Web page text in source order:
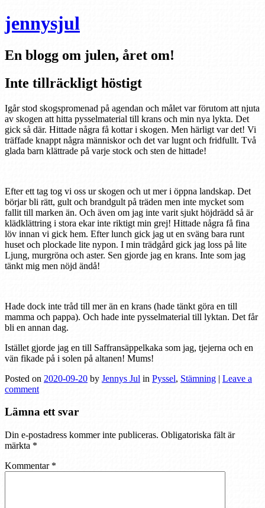
jennysjul
En blogg om julen, året om!
Inte tillräckligt höstigt
Igår stod skogspromenad på agendan och målet var förutom att njuta
av skogen att hitta pysselmaterial till krans och min nya lykta. Det
gick så där. Hittade några få kottar i skogen. Men härligt var det! Vi
träffade knappt några människor och det var lugnt och fridfullt. Två
glada barn klättrade på varje stock och sten de hittade!
Efter ett tag tog vi oss ur skogen och ut mer i öppna landskap. Det
börjar bli rätt, gult och brandgult på träden men inte mycket som
fallit till marken än. Och även om jag inte varit sjukt höjdrädd så är
klädklättring i stora ekar inte riktigt min grej! Hittade några få fina
löv innan vi gick hem. Efter lunch gick jag ut en sväng bara runt
huset och plockade lite nypon. I min trädgård gick jag loss på lite
Ljung, murgröna och aster. Sen gjorde jag en krans. Inte som jag
tänkt mig men nöjd ändå!
Hade dock inte tråd till mer än en krans (hade tänkt göra en till
mamma och pappa). Och hade inte pysselmaterial till lyktan. Det får
bli en annan dag.
Istället gjorde jag en till Saffransäppelkaka som jag, tjejerna och en
vän fikade på i solen på altanen! Mums!
Posted on 2020-09-20 by Jennys Jul in Pyssel, Stämning | Leave a
comment
Lämna ett svar
Din e-postadress kommer inte publiceras. Obligatoriska fält är
märkta *
Kommentar *